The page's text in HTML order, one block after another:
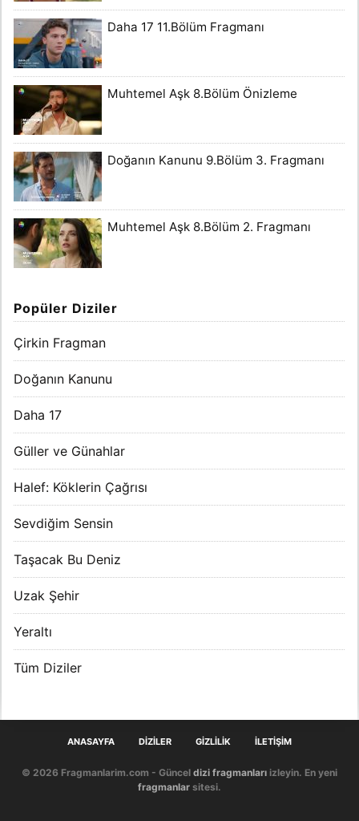
Daha 17 11.Bölüm Fragmanı
Muhtemel Aşk 8.Bölüm Önizleme
Doğanın Kanunu 9.Bölüm 3. Fragmanı
Muhtemel Aşk 8.Bölüm 2. Fragmanı
Popüler Diziler
Çirkin Fragman
Doğanın Kanunu
Daha 17
Güller ve Günahlar
Halef: Köklerin Çağrısı
Sevdiğim Sensin
Taşacak Bu Deniz
Uzak Şehir
Yeraltı
Tüm Diziler
ANASAYFA DIZILER GIZLILIK İLETIŞIM
© 2026 Fragmanlarim.com - Güncel dizi fragmanları izleyin. En yeni
fragmanlar sitesi.